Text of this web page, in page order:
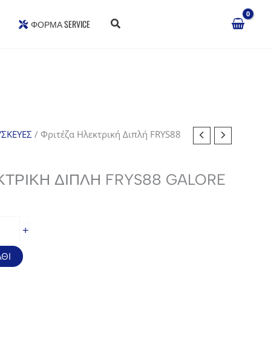
ΦΌΡΜΑ SERVICE
/ Φριτέζα Ηλεκτρική Διπλή FRYS88
ΔΙΠΛΉ FRYS88 GALORE
+